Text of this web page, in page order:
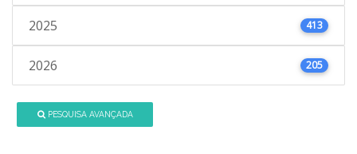
2025 413
2026 205
PESQUISA AVANÇADA